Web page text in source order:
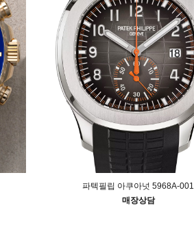
파텍필립 아쿠아넛 5968A-001
매장상담